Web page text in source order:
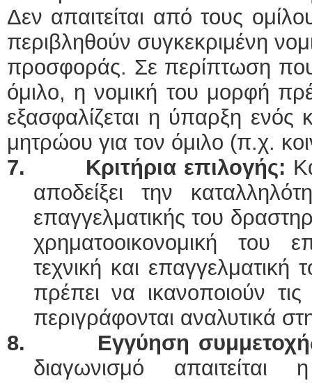
Δεν απαιτείται από τους
περιβληθούν συγκεκριμένη
προσφοράς. Σε περίπτωση
όμιλο, η νομική του μορφή
εξασφαλίζεται η ύπαρξη ενός
μητρώου για τον όμιλο (π.χ.
7. Κριτήρια επιλογής:
αποδείξει την
επαγγελματικής του
χρηματοοικονομική του
τεχνική και επαγγελματική
πρέπει να ικανοποιούν
περιγράφονται αναλυτικά
8. Εγγύηση
διαγωνισμό